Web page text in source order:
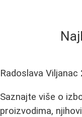
Radoslava Viljanac
Saznajte više o
proizvodima,